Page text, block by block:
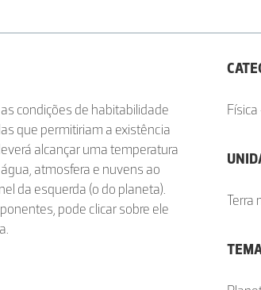
condições de habitabilidade
que permitiriam a existência
alcançar uma temperatura
atmosfera e nuvens ao
da esquerda (o do planeta).
pode clicar sobre ele
Física
Terra